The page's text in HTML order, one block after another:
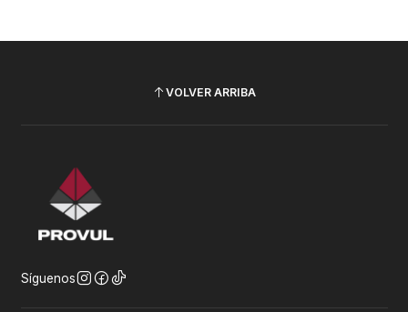
VOLVER ARRIBA
Síguenos